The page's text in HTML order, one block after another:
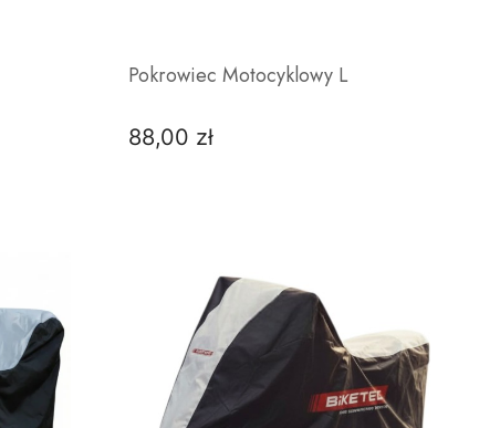
Pokrowiec Motocyklowy L
Cena
88,00 zł
DO KOSZYKA